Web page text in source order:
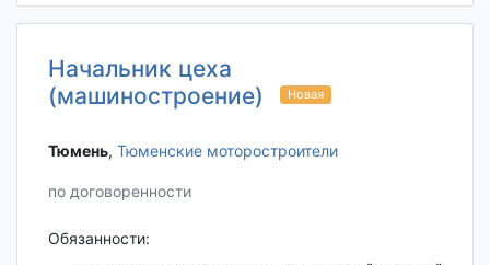
Начальник цеха
(машиностроение)
Новая
Тюмень‎, Тюменские моторостроители
по договоренности
Обязанности: